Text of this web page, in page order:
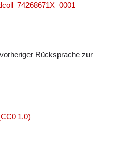
Rücksprache zur
1.0)